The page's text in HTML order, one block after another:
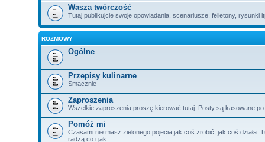
Wasza twórczość
Tutaj publikujcie swoje opowiadania, scenariusze, felietony, rysunki
ROZMOWY
Ogólne
Przepisy kulinarne
Smacznie
Zaproszenia
Wszelkie zaproszenia proszę kierować tutaj. Posty są kasowane po
Pomóż mi
Czasami nie masz zielonego pojecia jak coś zrobić, jak coś działa.
radzą co i jak.